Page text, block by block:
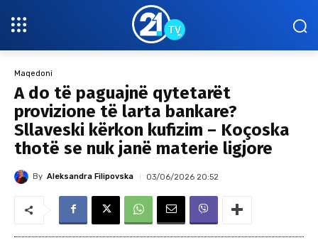
Maqedoni
A do të paguajnë qytetarët
provizione të larta bankare?
Sllaveski kërkon kufizim – Koçoska
thotë se nuk janë materie ligjore
By Aleksandra Filipovska 03/06/2026 20:52